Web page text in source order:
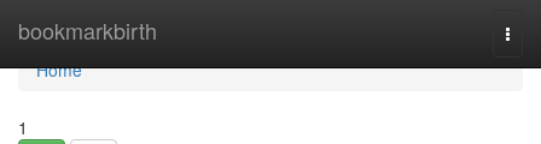
bookmarkbirth
Home
Home
1